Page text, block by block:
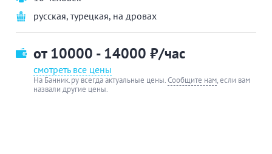
русская, турецкая, на дровах
от 10000 - 14000 ₽/час
смотреть все цены
На Банник.ру всегда актуальные цены.Сообщите нам, если вам
назвали другие цены.